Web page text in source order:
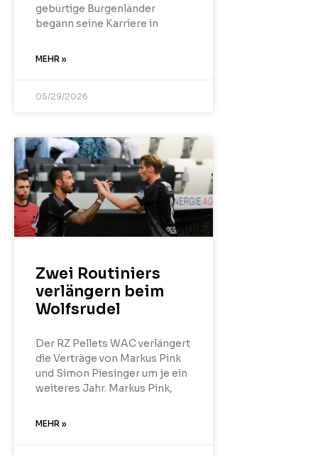
gebürtige Burgenländer
begann seine Karriere in
MEHR »
05/29/2026
Zwei Routiniers
verlängern beim
Wolfsrudel
Der RZ Pellets WAC verlängert
die Verträge von Markus Pink
und Simon Piesinger um je ein
weiteres Jahr. Markus Pink,
MEHR »